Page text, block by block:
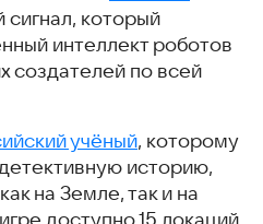
сигнал, который
интеллект роботов
создателей по всей
учёный, которому
историю,
на Земле, так и на